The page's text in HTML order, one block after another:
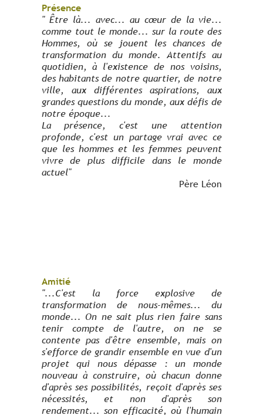
Présence
" Être là... avec... au cœur de la vie...
comme tout le monde... sur la route des
Hommes, où se jouent les chances de
transformation du monde. Attentifs au
quotidien, à l'existence de nos voisins,
des habitants de notre quartier, de notre
ville, aux différentes aspirations, aux
grandes questions du monde, aux défis de
notre époque...
La présence, c'est une attention
profonde, c'est un partage vrai avec ce
que les hommes et les femmes peuvent
vivre de plus difficile dans le monde
actuel"
Père Léon
Amitié
"...C'est la force explosive de
transformation de nous-mêmes... du
monde... On ne sait plus rien faire sans
tenir compte de l'autre, on ne se
contente pas d'être ensemble, mais on
s'efforce de grandir ensemble en vue d'un
projet qui nous dépasse : un monde
nouveau à construire, où chacun donne
d'après ses possibilités, reçoit d'après ses
nécessités, et non d'après son
rendement... son efficacité, où l'humain